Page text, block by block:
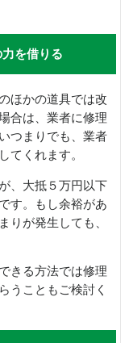
を借りる
ほかの道具では改
合は、業者に修理
つまりでも、業者
てくれます。
、大抵５万円以下
す。もし余裕があ
りが発生しても、
きる方法では修理
うこともご検討く